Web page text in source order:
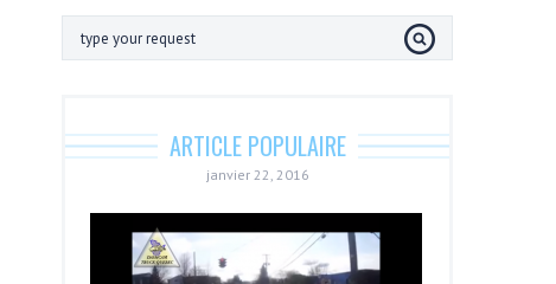
ARTICLE POPULAIRE
janvier 22, 2016